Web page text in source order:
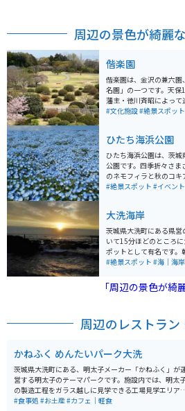
周辺の景色が綺麗
偕楽園
偕楽園は、金沢の兼六
名園」の一つです。天
藩主・徳川斉昭によっ
0品種、3,000本の梅が
立近代美術館などの観光
がオススメです。 また、園内には藩主の別邸であった
「好文亭」があり、こ
亭は二階建てで、上階か
広がります。さらに、秋
自然を楽しむことができ
#文化施設#絶景スポット
ひたち海浜公園
ひたち海浜公園は、茨
公園です。四季折々さま
のネモフィラと秋のコ
「みはらしの丘」一面に
ようです。 開園時間は9:30から17:00までとなっていま
す。公園内には花と緑、
いっぱいのスポットが多
らの花が咲いているため
のもアリです。園内には
ーベキュー施設もあり
#絶景スポット #イベン
大洗海岸
茨城県大洗町にある県
いて15分ほどのところ
ポットとして有名です
ので暖かい格好で行くの
も多く、一日ゆっくり過
#絶景スポット #海｜海
「周辺の景色が綺
周辺のレストラン
かねふく めんたいパーク大洗
茨城県大洗町にある、明太子メーカー「かねふく」が
営する明太子のテーマパークです。施設内では、明太
の製造工程をガラス越しに見学できる工場見学エリア
あり、原料や製造の流れ、明太子に関する豆知識をパネ
#食事処 #お土産#カフェ｜軽食